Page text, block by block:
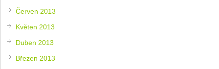
Červen 2013
Květen 2013
Duben 2013
Březen 2013